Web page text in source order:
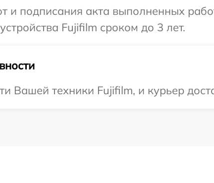
и подписания акта выполненных
Fujifilm сроком до 3 лет.
Вашей техники Fujifilm, и курьер